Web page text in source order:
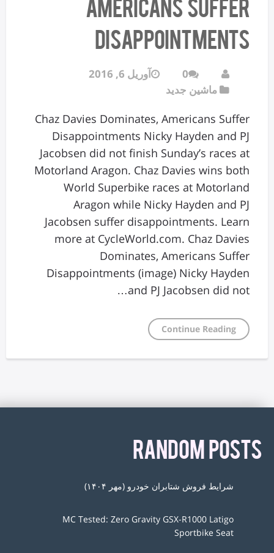
Americans Suffer
Disappointments
0
آوریل 6, 2016
ماشین جدید
Chaz Davies Dominates, Americans Suffer
Disappointments Nicky Hayden and PJ
Jacobsen did not finish Sunday’s races at
Motorland Aragon. Chaz Davies wins both
World Superbike races at Motorland
Aragon while Nicky Hayden and PJ
Jacobsen suffer disappointments. Learn
more at CycleWorld.com. Chaz Davies
Dominates, Americans Suffer
Disappointments (image) Nicky Hayden
and PJ Jacobsen did not…
Continue Reading
RANDOM POSTS
شرایط فروش شتابران خودرو (مهر ۱۴۰۴)
MC Tested: Zero Gravity GSX-R1000 Latigo
Sportbike Seat